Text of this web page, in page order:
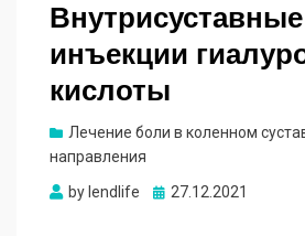
Внутрисуставные
инъекции
кислоты
Лечение боли в коленном
направления
by lendlife Опубликовано
27.12.2021